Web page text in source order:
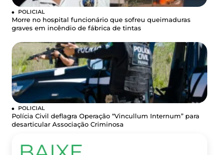
POLICIAL
Morre no hospital funcionário que sofreu queimaduras
graves em incêndio de fábrica de tintas
POLICIAL
Polícia Civil deflagra Operação “Vincullum Internum” para
desarticular Associação Criminosa